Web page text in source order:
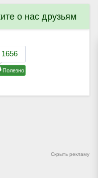
о нас друзьям
Скрыть рекламу